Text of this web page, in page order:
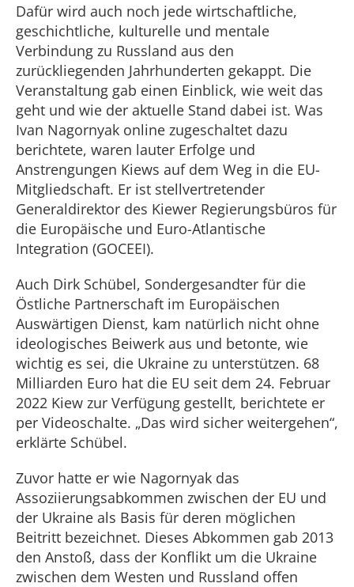
Dafür wird auch noch jede wirtschaftliche,
geschichtliche, kulturelle und mentale
Verbindung zu Russland aus den
zurückliegenden Jahrhunderten gekappt. Die
Veranstaltung gab einen Einblick, wie weit das
geht und wie der aktuelle Stand dabei ist. Was
Ivan Nagornyak online zugeschaltet dazu
berichtete, waren lauter Erfolge und
Anstrengungen Kiews auf dem Weg in die EU-
Mitgliedschaft. Er ist stellvertretender
Generaldirektor des Kiewer Regierungsbüros für
die Europäische und Euro-Atlantische
Integration (GOCEEI).
Auch Dirk Schübel, Sondergesandter für die
Östliche Partnerschaft im Europäischen
Auswärtigen Dienst, kam natürlich nicht ohne
ideologisches Beiwerk aus und betonte, wie
wichtig es sei, die Ukraine zu unterstützen. 68
Milliarden Euro hat die EU seit dem 24. Februar
2022 Kiew zur Verfügung gestellt, berichtete er
per Videoschalte. „Das wird sicher weitergehen“,
erklärte Schübel.
Zuvor hatte er wie Nagornyak das
Assoziierungsabkommen zwischen der EU und
der Ukraine als Basis für deren möglichen
Beitritt bezeichnet. Dieses Abkommen gab 2013
den Anstoß, dass der Konflikt um die Ukraine
zwischen dem Westen und Russland offen